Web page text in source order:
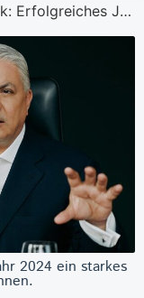
durch starkes Kundenwachstum
2024 ein starkes